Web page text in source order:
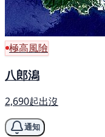
極高風險
八郎潟
2,690起出沒
通知